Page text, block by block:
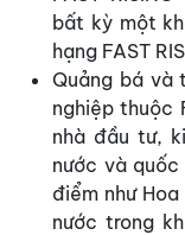
bất kỳ một
hạng FAST
Quảng bá và
nghiệp thuộc
nhà đầu tư,
nước và
điểm như
nước trong